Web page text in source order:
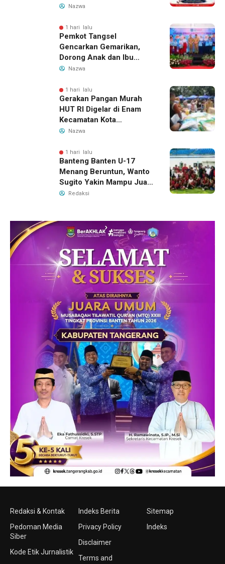
Kresek 2026
Nazwa
1 hari lalu
Pemkot Tangsel
Gencarkan Gemarikan,
Dorong Anak dan Ibu
Hamil Penuhi Protein
Nazwa
1 hari lalu
Gerakan Pangan Murah
HUT RI Digelar di Enam
Kecamatan Kota
Tangerang, Catat
Nazwa
1 hari lalu
Banteng Banten U-17
Menang Beruntun, Wanto
Sugito Yakin Mampu Juara
Soekarno Cup 2026
Redaksi
Redaksi & Kontak
Pedoman Media
Siber
Kode Etik Jurnalistik
Indeks Berita
Privacy Policy
Disclaimer
Terms and
Sitemap
Indeks